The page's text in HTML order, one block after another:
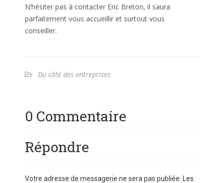
N’hésiter pas à contacter Eric Breton, il saura
parfaitement vous accueillir et surtout vous
conseiller.
Du côté des entreprises
0 Commentaire
Répondre
Votre adresse de messagerie ne sera pas publiée.
Les